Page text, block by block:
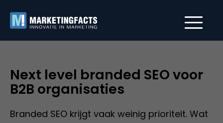
Next level branded SEO voor
B2B organisaties
Branded SEO krijgt vaak weinig prioriteit. Wat